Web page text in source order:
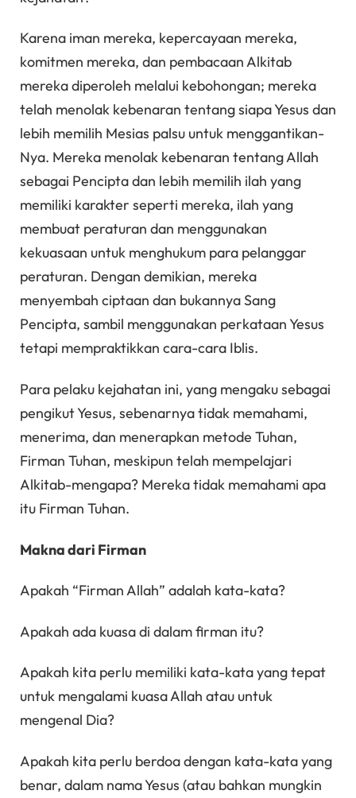
Karena iman mereka, kepercayaan mereka,
komitmen mereka, dan pembacaan Alkitab
mereka diperoleh melalui kebohongan; mereka
telah menolak kebenaran tentang siapa Yesus dan
lebih memilih Mesias palsu untuk menggantikan-
Nya. Mereka menolak kebenaran tentang Allah
sebagai Pencipta dan lebih memilih ilah yang
memiliki karakter seperti mereka, ilah yang
membuat peraturan dan menggunakan
kekuasaan untuk menghukum para pelanggar
peraturan. Dengan demikian, mereka
menyembah ciptaan dan bukannya Sang
Pencipta, sambil menggunakan perkataan Yesus
tetapi mempraktikkan cara-cara Iblis.
Para pelaku kejahatan ini, yang mengaku sebagai
pengikut Yesus, sebenarnya tidak memahami,
menerima, dan menerapkan metode Tuhan,
Firman Tuhan, meskipun telah mempelajari
Alkitab-mengapa? Mereka tidak memahami apa
itu Firman Tuhan.
Makna dari Firman
Apakah “Firman Allah” adalah kata-kata?
Apakah ada kuasa di dalam firman itu?
Apakah kita perlu memiliki kata-kata yang tepat
untuk mengalami kuasa Allah atau untuk
mengenal Dia?
Apakah kita perlu berdoa dengan kata-kata yang
benar, dalam nama Yesus (atau bahkan mungkin